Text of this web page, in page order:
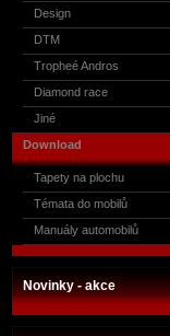
Design
DTM
Tropheé Andros
Diamond race
Jiné
Download
Tapety na plochu
Témata do mobilů
Manuály automobilů
Novinky - akce